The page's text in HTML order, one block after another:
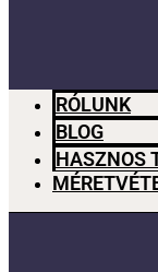
RÓLUNK
BLOG
HASZNOS